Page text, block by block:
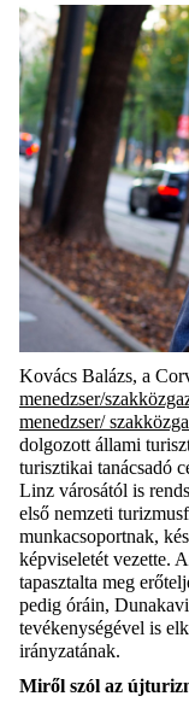
Kovács Balázs, a
menedzser/
menedzser/
dolgozott állami
turisztikai tanácsadó
Linz városától is
első nemzeti
munkacsoportnak,
képviseletét vezette.
tapasztalta meg e
pedig óráin,
tevékenységével is
irányzatának.
Miről szól az